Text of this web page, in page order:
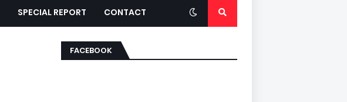
SPECIAL REPORT CONTACT
FACEBOOK